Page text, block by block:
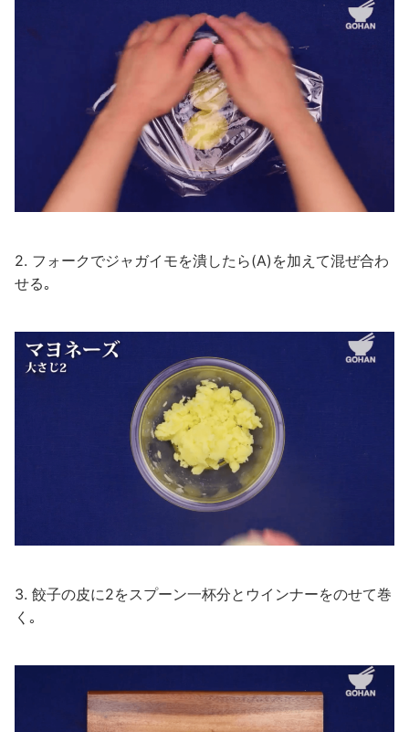
2. フォークでジャガイモを潰したら(A)を加えて混ぜ合わ
せる｡
3. 餃子の皮に2をスプーン一杯分とウインナーをのせて巻
く｡